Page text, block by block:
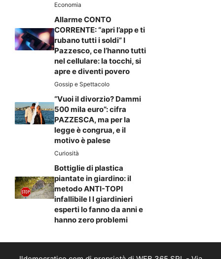
Economia
Allarme CONTO
CORRENTE: “apri l’app e ti
rubano tutti i soldi” I
Pazzesco, ce l’hanno tutti
nel cellulare: la tocchi, si
apre e diventi povero
Gossip e Spettacolo
“Vuoi il divorzio? Dammi
500 mila euro”: cifra
PAZZESCA, ma per la
legge è congrua, e il
motivo è palese
Curiosità
Bottiglie di plastica
piantate in giardino: il
metodo ANTI-TOPI
infallibile I I giardinieri
esperti lo fanno da anni e
hanno zero problemi